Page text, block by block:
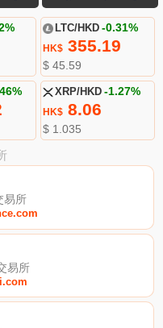
LTC/HKD -0.31%
HK$355.19
$ 45.59
XRP/HKD -1.27%
HK$8.06
$ 1.035
易所
易所